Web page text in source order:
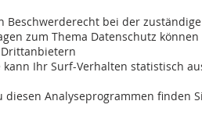
Beschwerderecht bei der
zum Thema Datenschutz
Drittanbietern
kann Ihr Surf-Verhalten statistisch
Analyseprogrammen finden